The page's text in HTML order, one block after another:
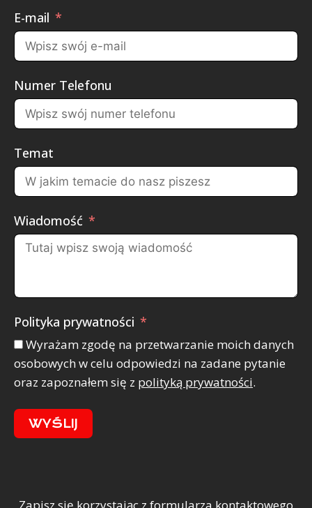
E-mail
Numer Telefonu
Temat
Wiadomość
Polityka prywatności
Wyrażam zgodę na przetwarzanie moich danych
osobowych w celu odpowiedzi na zadane pytanie
oraz zapoznałem się z polityką prywatności.
WYŚLIJ